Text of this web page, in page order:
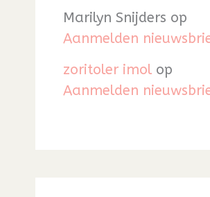
Marilyn Snijders op
Aanmelden
zoritoler imol op
Aanmelden